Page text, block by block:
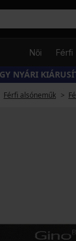
Női Férfi
NYÁRI
Férfi alsóneműk